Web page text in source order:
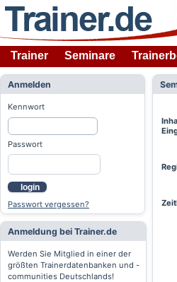
Trainer Seminare
Anmelden
Kennwort
Passwort
login
Passwort vergessen?
Anmeldung bei Trainer.de
Werden Sie Mitglied in einer der
größten Trainerdatenbanken und -
communities Deutschlands!